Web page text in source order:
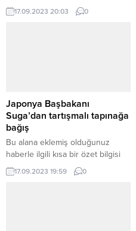
düzenleme sayfasında “Özet”
bölümünden eklenebilir. Özet
17.09.2023 20:03 0
Japonya Başbakanı
Suga’dan tartışmalı tapınağa
bağış
Bu alana eklemiş olduğunuz
haberle ilgili kısa bir özet bilgisi
ekleyebilirsiniz. Bu metin yazı
düzenleme sayfasında “Özet”
17.09.2023 19:59 0